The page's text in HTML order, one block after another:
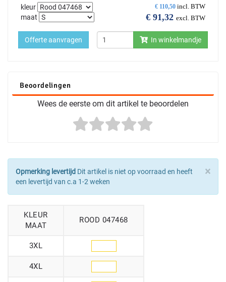
€ 110,50 incl. BTW
€ 91,32 excl. BTW
kleur
maat
In winkelmandje
Offerte aanvragen
Beoordelingen
Wees de eerste om dit artikel te beoordelen
×
Opmerking levertijd Dit artikel is niet op voorraad en heeft
een levertijd van c.a 1-2 weken
KLEUR
MAAT
ROOD 047468
3XL
4XL